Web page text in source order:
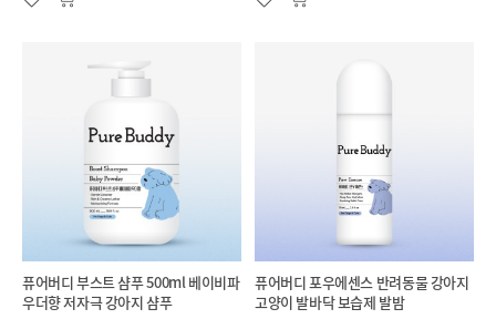
퓨어버디 부스트 샴푸 500ml 베이비파
우더향 저자극 강아지 샴푸
퓨어버디 포우에센스 반려동물 강아지
고양이 발바닥 보습제 발밤